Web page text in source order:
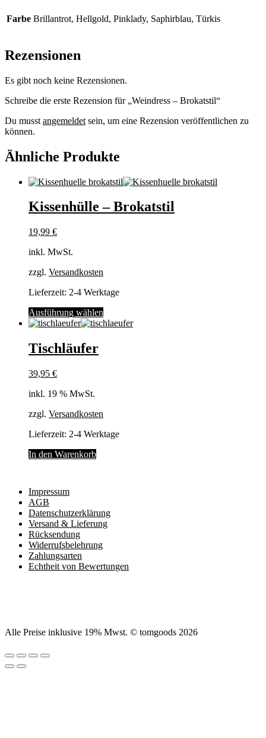
Farbe Brillantrot, Hellgold, Pinklady, Saphirblau, Türkis
Rezensionen
Es gibt noch keine Rezensionen.
Schreibe die erste Rezension für „Weindress – Brokatstil“
Du musst angemeldet sein, um eine Rezension veröffentlichen zu
können.
Ähnliche Produkte
Kissenhülle – Brokatstil
19,99 €
inkl. MwSt.
zzgl. Versandkosten
Lieferzeit: 2-4 Werktage
Ausführung wählen
Produkt
der
Produktseite
gewählt
Tischläufer
39,95 €
inkl. 19 % MwSt.
zzgl. Versandkosten
Lieferzeit: 2-4 Werktage
In den Warenkorb
Impressum
AGB
Datenschutzerklärung
Versand & Lieferung
Rücksendung
Widerrufsbelehrung
Zahlungsarten
Echtheit von Bewertungen
Alle Preise inklusive 19% Mwst. © tomgoods 2026